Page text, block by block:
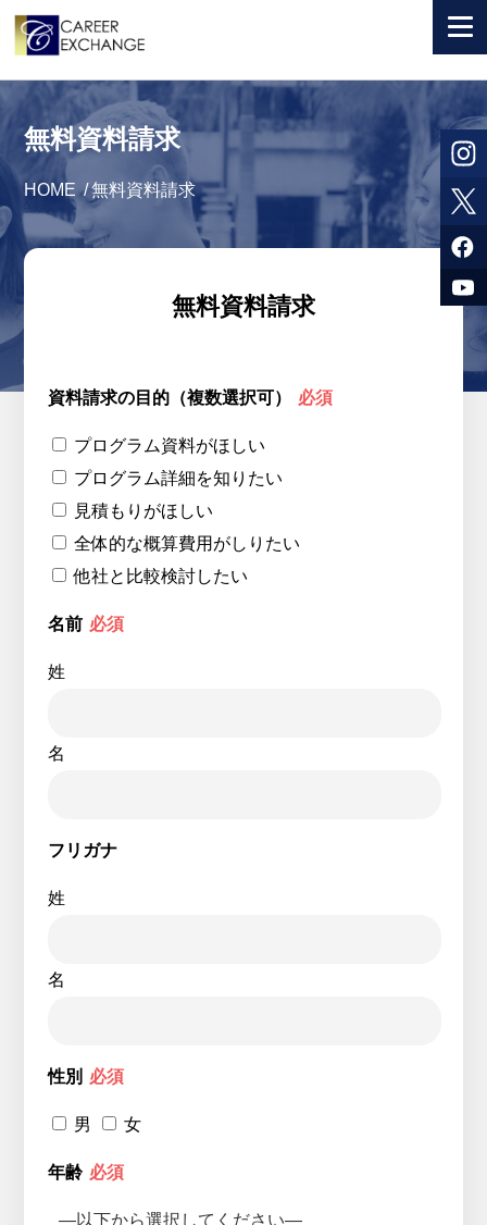
+ 国から選ぶ
+ 目的から選ぶ
求人検索
参加者体験談
+ 会社情報
カウンセラー募集
無料資料請求
HOME /無料資料請求
無料資料請求
資料請求の目的（複数選択可） 必須
プログラム資料がほしい
プログラム詳細を知りたい
見積もりがほしい
全体的な概算費用がしりたい
他社と比較検討したい
名前 必須
姓
名
フリガナ
姓
名
性別 必須
男 女
年齢 必須